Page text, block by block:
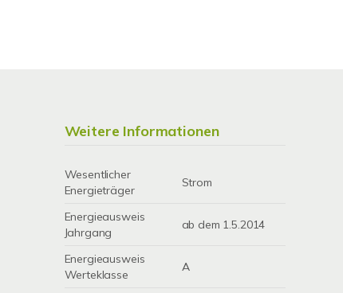
Weitere Informationen
Wesentlicher
Energieträger
Strom
Energieausweis
Jahrgang
ab dem 1.5.2014
Energieausweis
Werteklasse
A